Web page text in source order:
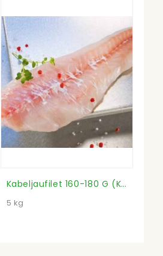
Kabeljaufilet 160-180 G (Karton)
5 kg